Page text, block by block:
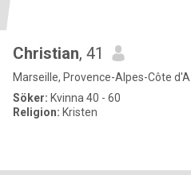
Christian, 41
Marseille, Provence-Alpes-Côte
Söker: Kvinna 40 - 60
Religion: Kristen